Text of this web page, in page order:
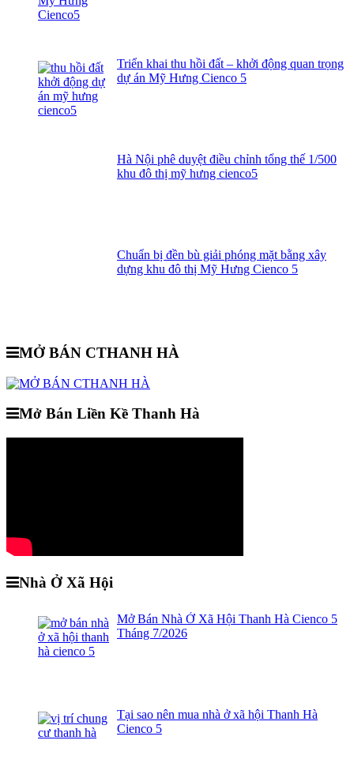
Triển khai thu hồi đất – khởi động quan trọng
dự án Mỹ Hưng Cienco 5
Hà Nội phê duyệt điều chỉnh tổng thế 1/500
khu đô thị mỹ hưng cienco5
Chuẩn bị đền bù giải phóng mặt bằng xây
dựng khu đô thị Mỹ Hưng Cienco 5
MỞ BÁN CTHANH HÀ
Mở Bán Liền Kề Thanh Hà
Nhà Ở Xã Hội
Mở Bán Nhà Ở Xã Hội Thanh Hà Cienco 5
Tháng 7/2026
Tại sao nên mua nhà ở xã hội Thanh Hà
Cienco 5